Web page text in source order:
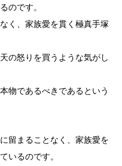
のです。
く、家族愛を貫く極真手塚
の怒りを買うような気がし
物であるべきであるという
留まることなく、家族愛を
いるのです。